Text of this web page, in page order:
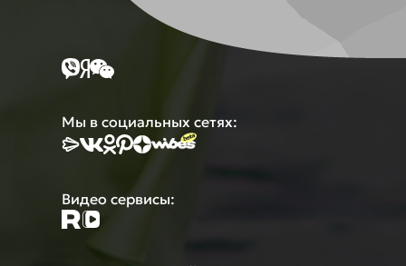
Мы в социальных сетях:
Видео сервисы: